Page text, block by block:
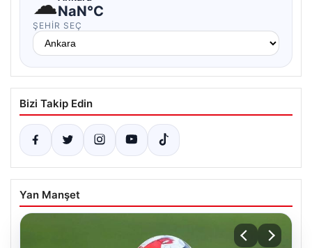
NaN°C
ŞEHIR SEÇ
Bizi Takip Edin
Yan Manşet